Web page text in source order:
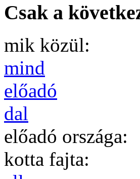
Csak a
mik közül:
mind
előadó
dal
előadó országa:
kotta fajta: